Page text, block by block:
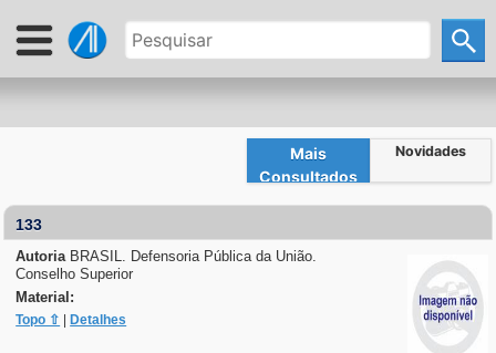
Mais
Consultados
Novidades
133
Autoria BRASIL. Defensoria Pública da União.
Conselho Superior
Material:
Topo ⇧ Detalhes